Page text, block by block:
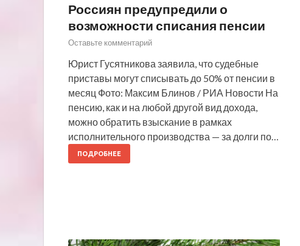
Россиян предупредили о
возможности списания пенсии
Оставьте комментарий
Юрист Гусятникова заявила, что судебные
приставы могут списывать до 50% от пенсии в
месяц Фото: Максим Блинов / РИА Новости На
пенсию, как и на любой другой вид дохода,
можно обратить взыскание в рамках
исполнительного производства — за долги по…
ПОДРОБНЕЕ